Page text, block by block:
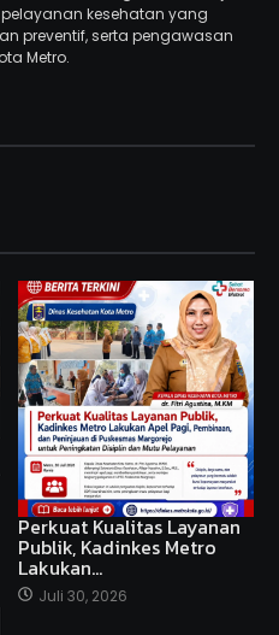
kesehatan yang
preventif, serta pengawasan
Metro.
Perkuat Kualitas Layanan
Publik, Kadinkes Metro
Lakukan…
Juli 30, 2026